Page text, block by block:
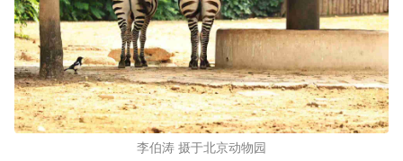
李伯涛 摄于北京动物园